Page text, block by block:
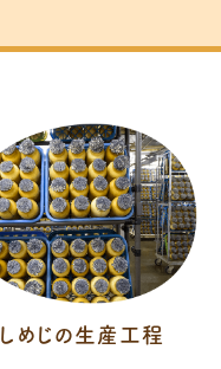
しめじの生産工程